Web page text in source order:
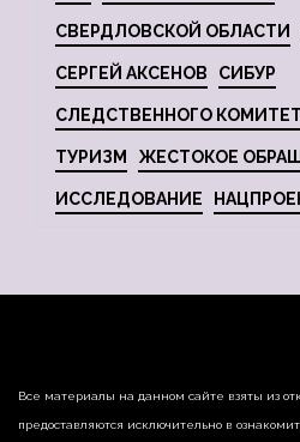
СВЕРДЛОВСКОЙ ОБЛАСТИ
СЕРГЕЙ АКСЕНОВ СИБУР
СЛЕДСТВЕННОГО
ТУРИЗМ ЖЕСТОКОЕ
ИССЛЕДОВАНИЕ
Все материалы на данном сайте взяты из
предоставляются исключительно в